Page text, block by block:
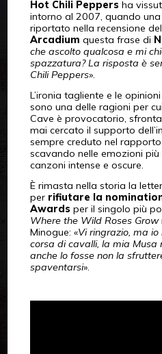
Hot Chili Peppersha
intorno al 2007, quando
riportato nella recensione
Arcadium questa frase di
che ascolto qualcosa e mi
spazzatura? La risposta è
Chili Peppers».
L’ironia tagliente e le
sono una delle ragioni per
Cave è provocatorio,
mai cercato il supporto
sempre creduto nel
scavando nelle emozioni
canzoni intense e oscure.
È rimasta nella storia la
per rifiutare la
Awardsper il singolo più
Where the Wild Roses Grow
Minogue: «Vi ringrazio, ma
corsa di cavalli, la mia Musa
anche lo fosse non la
spaventarsi».